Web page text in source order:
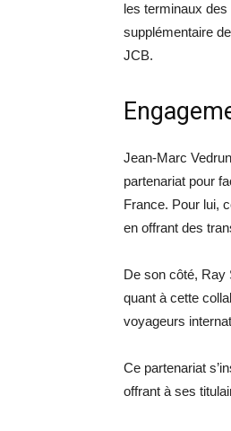
les terminaux
supplémentaire
JCB.
Jean-Marc
partenariat pour
France. Pour lui,
en offrant des
De son côté, Ray
quant à cette
voyageurs
Ce partenariat
offrant à ses